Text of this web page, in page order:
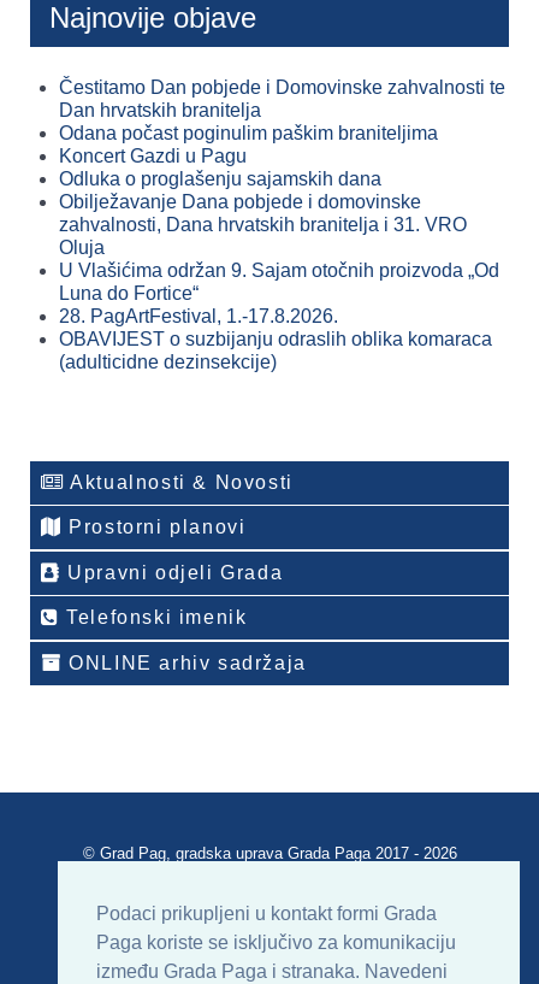
Podaci prikupljeni u kontakt formi Grada
Paga koriste se isključivo za komunikaciju
između Grada Paga i stranaka. Navedeni
Najnovije objave
Čestitamo Dan pobjede i Domovinske zahvalnosti te
Dan hrvatskih branitelja
Odana počast poginulim paškim braniteljima
Koncert Gazdi u Pagu
Odluka o proglašenju sajamskih dana
Obilježavanje Dana pobjede i domovinske
zahvalnosti, Dana hrvatskih branitelja i 31. VRO
Oluja
U Vlašićima održan 9. Sajam otočnih proizvoda „Od
Luna do Fortice“
28. PagArtFestival, 1.-17.8.2026.
OBAVIJEST o suzbijanju odraslih oblika komaraca
(adulticidne dezinsekcije)
Aktualnosti & Novosti
Prostorni planovi
Upravni odjeli Grada
Telefonski imenik
ONLINE arhiv sadržaja
© Grad Pag, gradska uprava Grada Paga 2017 - 2026
Uvjeti korištenja Impressum Kontakt